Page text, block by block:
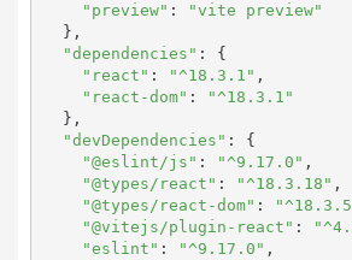
"preview" :
"vite preview"
"dependencies" : {
"react" : "^18.3.1" ,
"react-dom" :
"^18.3.1"
"devDependencies" : {
"@eslint/js" : "^9.17.0" ,
"@types/react" : "^18.3.18" ,
"@types/react-dom" :
"@vitejs/plugin-react" :
"eslint" : "^9.17.0" ,